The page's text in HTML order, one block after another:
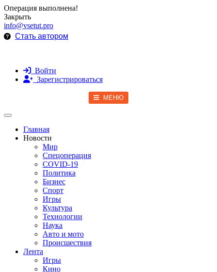
Операция выполнена!
Закрыть
info@vsetut.pro
Стать автором
Войти
Зарегистрироваться
МЕНЮ
Toggle navigation
Главная
Новости
Мир
Спецоперация
COVID-19
Политика
Бизнес
Спорт
Игры
Культура
Технологии
Наука
Авто и мото
Происшествия
Лента
Игры
Кино